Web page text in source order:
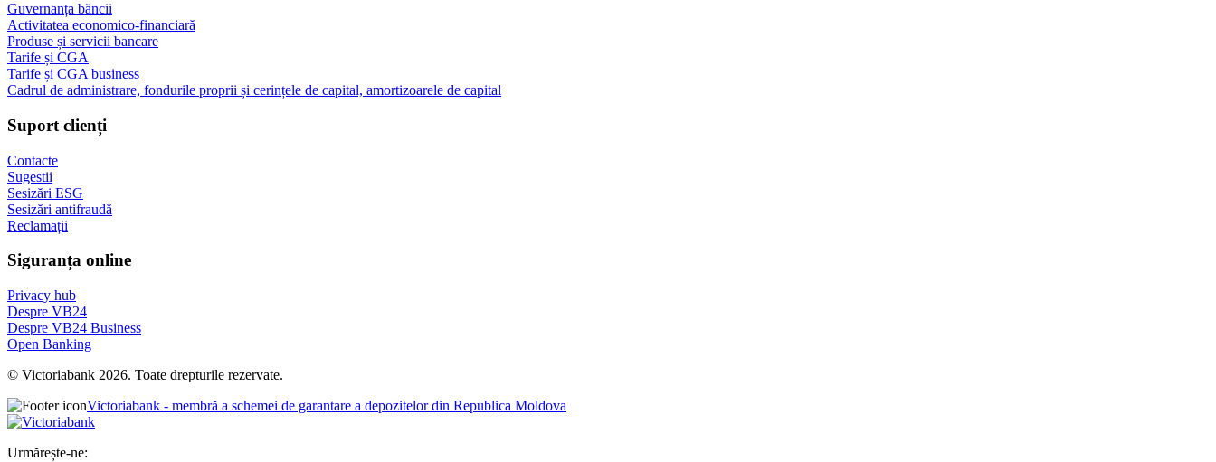
Guvernanța băncii
Activitatea economico-financiară
Produse și servicii bancare
Tarife și CGA
Tarife și CGA business
Cadrul de administrare, fondurile proprii și cerințele de capital, amortizoarele de capital
Suport clienți
Contacte
Sugestii
Sesizări ESG
Sesizări antifraudă
Reclamații
Siguranța online
Privacy hub
Despre VB24
Despre VB24 Business
Open Banking
© Victoriabank 2026. Toate drepturile rezervate.
Victoriabank - membră a schemei de garantare a depozitelor din Republica Moldova
Urmărește-ne: